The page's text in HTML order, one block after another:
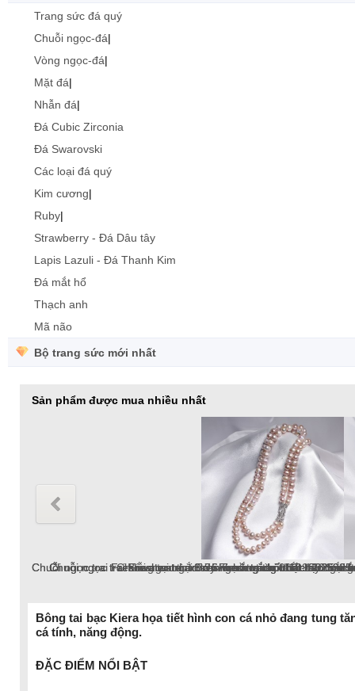
Trang sức đá quý
Chuỗi ngọc-đá|
Vòng ngọc-đá|
Mặt đá|
Nhẫn đá|
Đá Cubic Zirconia
Đá Swarovski
Các loại đá quý
Kim cương|
Ruby|
Strawberry - Đá Dâu tây
Lapis Lazuli - Đá Thanh Kim
Đá mắt hổ
Thạch anh
Mã não
Bộ trang sức mới nhất
Sản phẩm được mua nhiều nhất
Bông tai ngọc trai Freshwater tròn 9-10mm
Lắc tay ngọc trai Freshwater tròn 10-11mm trắng
Lắc tay ngọc trai Freshwater tròn 6-7mm trắng
Dây chuyền ngọc trai Freshwater tròn 6-7mm
Chuỗi ngọc trai Freshwater tròn 9-10 mm
Chuỗi ngọc trai Freshwater tròn 8-9mm hồng chốt bạc S925 xi
Bông tai bạc Kiera họa tiết hình con cá nhỏ đang tung
cá tính, năng động.
ĐẶC ĐIỂM NỔI BẬT